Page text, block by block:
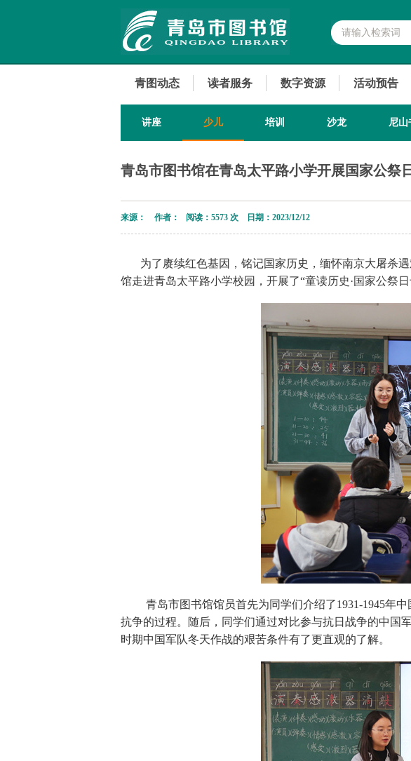
青图动态 读者服务 数字资源 活动预告
讲座 少儿 培训 沙龙 尼山
青岛市图书馆在青岛太平路小学开展国家公祭
来源： 作者： 阅读： 5573 次 日期：2023/12/12
为了赓续红色基因，铭记国家历史，缅怀南京大屠杀
馆走进青岛太平路小学校园，开展了“童读历史·国家公祭
青岛市图书馆馆员首先为同学们介绍了1931-1945年
抗争的过程。随后，同学们通过对比参与抗日战争的中国
时期中国军队冬天作战的艰苦条件有了更直观的了解。